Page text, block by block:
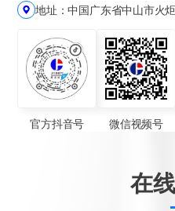
地址：中国广东省中山市火
官方抖音号 微信视频号
在